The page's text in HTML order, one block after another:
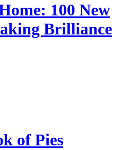
100 New
Brilliance
of Pies